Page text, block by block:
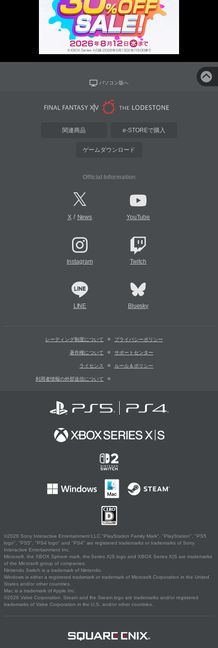
パソコン版へ
関連商品 e-STOREで購入
ゲームダウンロード
Official Information
X/ News YouTube
Instagram Twitch
LINE Bluesky
レーティング制度について プライバシーポリシー
著作権について サポートセンター
ライセンス ルール＆ポリシー
利用者情報の外部送信について
©2026 Sony Interactive Entertainment LLC."PlayStation Family Mark", "PlayStation", "PS5
logo", "PS5", "PS4 logo" and "PS4" are registered trademarks or trademarks of Sony
Interactive Entertainment Inc.
Microsoft, the XBOX Sphere mark, the Series X|S logo and XBOX Series X|S are trademarks
of the Microsoft group of companies.
Nintendo Switch is a trademark of Nintendo.
Windows is either a registered trademark or trademark of Microsoft Corporation in the United
States and/or other countries.
Mac is a trademark of Apple Inc.
©2026 Valve Corporation. Steam and the Steam logo are trademarks and/or registered
trademarks of Valve Corporation in the U.S. and/or other countries.